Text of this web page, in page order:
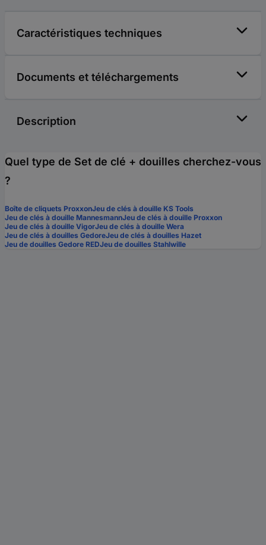
Caractéristiques techniques
Documents et téléchargements
Description
Quel type de Set de clé + douilles cherchez-vous
?
Boîte de cliquets ProxxonJeu de clés à douille KS Tools
Jeu de clés à douille MannesmannJeu de clés à douille Proxxon
Jeu de clés à douille VigorJeu de clés à douille Wera
Jeu de clés à douilles GedoreJeu de clés à douilles Hazet
Jeu de douilles Gedore REDJeu de douilles Stahlwille